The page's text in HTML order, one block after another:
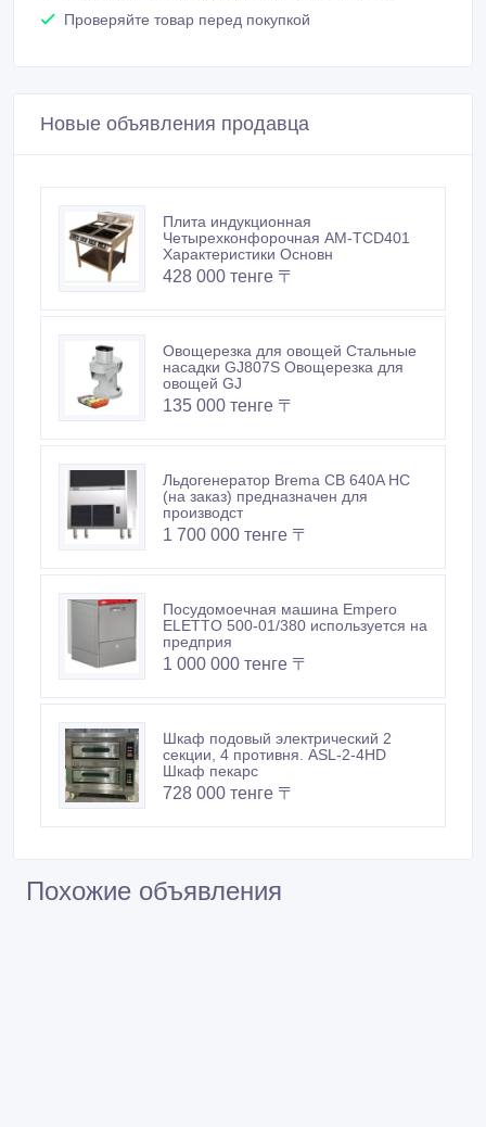
Проверяйте товар перед покупкой
Новые объявления продавца
Плита индукционная
Четырехконфорочная AM-TCD401
Характеристики Основн
428 000 тенге 〒
Овощерезка для овощей Стальные
насадки GJ807S Овощерезка для
овощей GJ
135 000 тенге 〒
Льдогенератор Brema CB 640A HC
(на заказ) предназначен для
производст
1 700 000 тенге 〒
Посудомоечная машина Empero
ELETTO 500-01/380 используется на
предприя
1 000 000 тенге 〒
Шкаф подовый электрический 2
секции, 4 противня. ASL-2-4HD
Шкаф пекарс
728 000 тенге 〒
Похожие объявления